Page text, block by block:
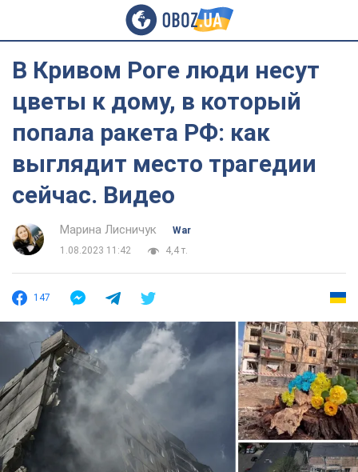
В Кривом Роге люди несут
цветы к дому, в который
попала ракета РФ: как
выглядит место трагедии
сейчас. Видео
Марина Лисничук
War
1.08.2023 11:42
4,4 т.
147